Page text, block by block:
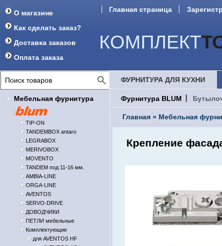
О магазине
Как сделать заказ?
Доставка заказов
Оплата заказа
Главная страница
КОМПЛЕКТ
Мебельная фурнитура
TIP-ON
TANDEMBOX antaro
LEGRABOX
MERIVOBOX
MOVENTO
TANDEM под 11-16 мм.
AMBIA-LINE
ORGA-LINE
AVENTOS
SERVO-DRIVE
ДОВОДЧИКИ
ПЕТЛИ мебельные
Комплектующие
для AVENTOS HF
ФУРНИТУРА ДЛЯ КУХНИ
Фурнитура BLUM
Главная » Мебельная
Крепление